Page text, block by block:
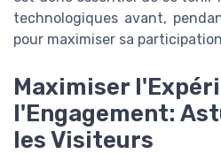
technologiques avant,
pour maximiser sa
Maximiser
l'Engagement:
les Visiteurs